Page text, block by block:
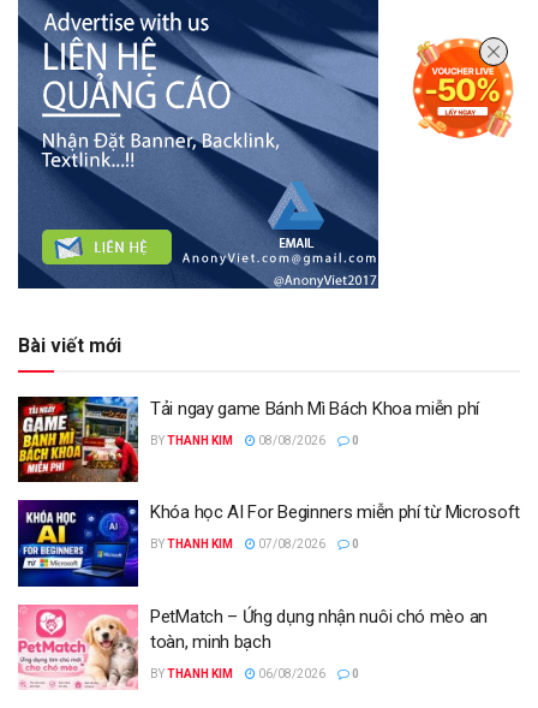
Bài viết mới
Tải ngay game Bánh Mì Bách Khoa miễn phí
BYTHANH KIM 08/08/2026 0
Khóa học AI For Beginners miễn phí từ Microsoft
BYTHANH KIM 07/08/2026 0
PetMatch – Ứng dụng nhận nuôi chó mèo an
toàn, minh bạch
BYTHANH KIM 06/08/2026 0